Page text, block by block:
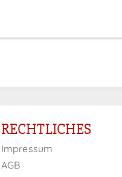
RECHTLICHES
Impressum
AGB